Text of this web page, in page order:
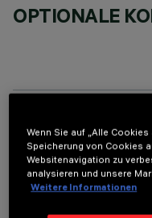
OPTIONALE
TECHNISCHE
LETZTES UPDATE:
Wenn Sie auf „Alle
Speicherung von Cookies
Websitenavigation zu
analysieren und unsere
Weitere Informationen